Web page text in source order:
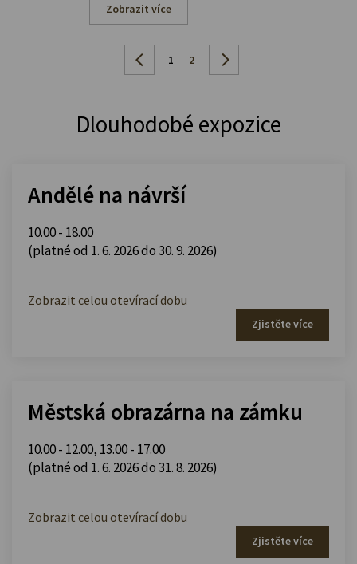
Zobrazit více
1 2
Dlouhodobé expozice
Andělé na návrší
10.00 - 18.00
(platné od 1. 6. 2026 do 30. 9. 2026)
Zobrazit celou otevírací dobu
Zjistěte více
Městská obrazárna na zámku
10.00 - 12.00, 13.00 - 17.00
(platné od 1. 6. 2026 do 31. 8. 2026)
Zobrazit celou otevírací dobu
Zjistěte více